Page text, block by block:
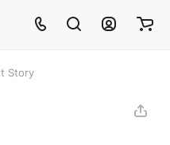
Story